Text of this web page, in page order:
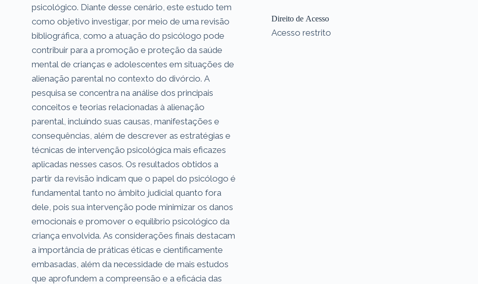
psicológico. Diante desse cenário, este estudo tem
como objetivo investigar, por meio de uma revisão
bibliográfica, como a atuação do psicólogo pode
contribuir para a promoção e proteção da saúde
mental de crianças e adolescentes em situações de
alienação parental no contexto do divórcio. A
pesquisa se concentra na análise dos principais
conceitos e teorias relacionadas à alienação
parental, incluindo suas causas, manifestações e
consequências, além de descrever as estratégias e
técnicas de intervenção psicológica mais eficazes
aplicadas nesses casos. Os resultados obtidos a
partir da revisão indicam que o papel do psicólogo é
fundamental tanto no âmbito judicial quanto fora
dele, pois sua intervenção pode minimizar os danos
emocionais e promover o equilíbrio psicológico da
criança envolvida. As considerações finais destacam
a importância de práticas éticas e cientificamente
embasadas, além da necessidade de mais estudos
que aprofundem a compreensão e a eficácia das
Direito de Acesso
Acesso restrito